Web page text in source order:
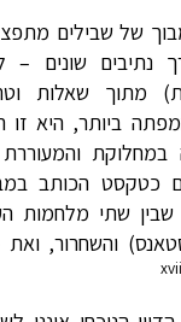
של שבילים
נתיבים שונים –
מתוך שאלות
ביותר, היא
במחלוקת
כטקסט הכותב
שתי מלחמות
והשחרור, ואת
xvii